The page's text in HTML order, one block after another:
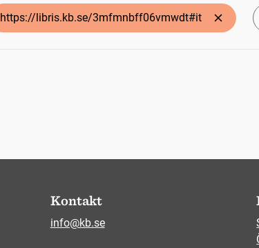
https://libris.kb.se/3mfmnbff06vmwdt#it
Kontakt
info@kb.se